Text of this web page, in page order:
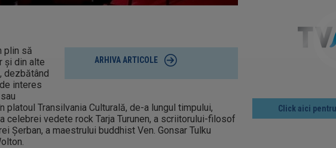
ARHIVA ARTICOLE
plin să
şi din alte
dezbătând
interes
Transilvania Culturală, de-a lungul timpului,
celebrei vedete rock Tarja Turunen, a scriitorului-filosof
Şerban, a maestrului buddhist Ven. Gonsar Tulku
Click aici